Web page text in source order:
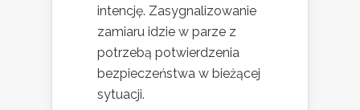
intencję. Zasygnalizowanie
zamiaru idzie w parze z
potrzebą potwierdzenia
bezpieczeństwa w bieżącej
sytuacji.